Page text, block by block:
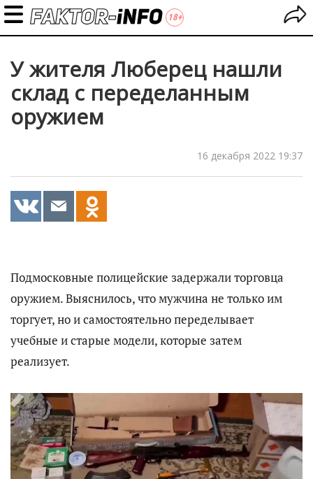
У жителя Люберец нашли
склад с переделанным
оружием
16 декабря 2022 19:37
Подмосковные полицейские задержали торговца
оружием. Выяснилось, что мужчина не только им
торгует, но и самостоятельно переделывает
учебные и старые модели, которые затем
реализует.